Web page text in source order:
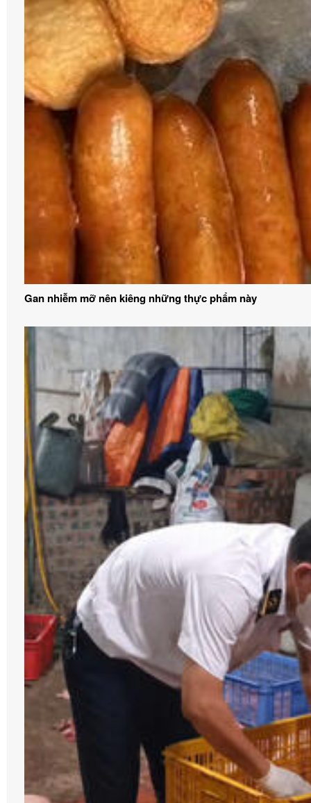
Gan nhiễm mỡ nên kiêng những thực phẩm này